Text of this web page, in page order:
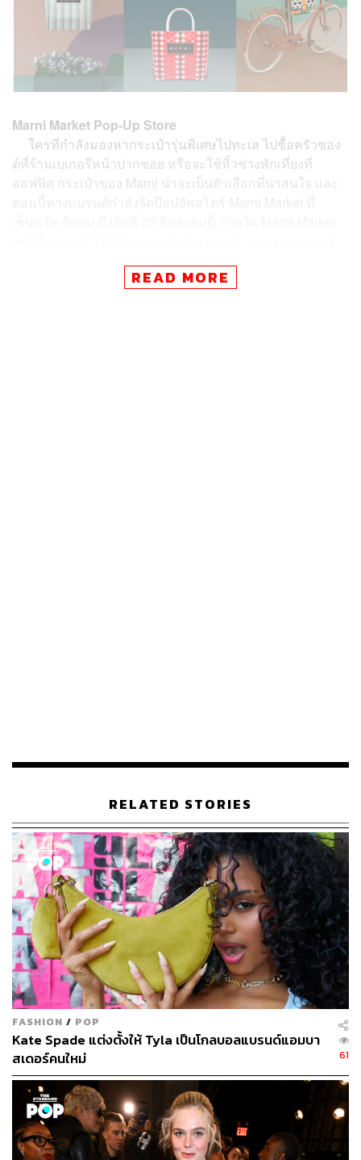
Marni Market Pop-Up Store
ใครที่กำลังมองหากระเป๋ารุ่นพิเศษไปทะเล ไปซื้อครัวซอง
ต์ที่ร้านเบเกอรีหน้าปากซอย หรือจะใช้หิ้วช่วงพักเที่ยงที่
ออฟฟิศ กระเป๋าของ Marni น่าจะเป็นตัวเลือกที่น่าสนใจ และ
สานมือที่ทำจาก PVC และผ้ากันเปื้อนสำหรับเด็กๆ ด้วย
Jaspal Goes Japonism
ตั้งแต่เปิดร้านแรกในปี 1976 แบรนด์เสื้อผ้า Jaspal Man
(ภายใต้กลุ่ม Jaspal Group) ได้สร้างสรรค์เสื้อผ้าที่ร่วมสมัย
สะท้อนเทรนด์สังคมที่กำลังเกิดขึ้น แต่ก็ยังมีความคลาสสิก
ใส่ง่าย สำหรับซีซัน Fall/Winter 2017 ทางแบรนด์ได้ยกทีมกัน
ไปที่โตเกียวเพื่อหาแรงบันดาลใจและซึมซับวัฒนธรรมการ
แต่งตัวของสุภาพบุรุษญี่ปุ่น ตั้งแต่รูปทรงของเสื้อกิโมโน การ
พับกระดาษโอริกามิ ลายหน้ากากคาบูกิ และลายไม้ไผ่แบบ
โอเรียนทัล ซึ่งทั้งหมดมีให้เห็นทั้งในชุดสูทกลางคืนแบบ
ทางการ สเวตเตอร์พิมพ์ลาย สูททรงแคชวลแบบซับในครึ่งตัว
และเสื้อนิตแวร์ที่ใช้เทคนิคปักไหมพรมสไตล์ญี่ปุ่น
READ MORE
RELATED STORIES
FASHION / POP
Kate Spade แต่งตั้งให้ Tyla เป็นโกลบอลแบรนด์แอมบา
สเดอร์คนใหม่
61